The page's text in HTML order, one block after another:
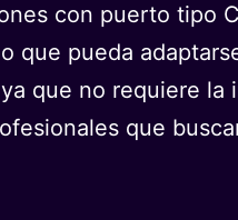
con puerto tipo
que pueda
que no requiere la
que